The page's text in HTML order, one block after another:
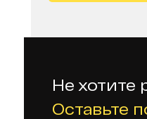
Не хотите
Оставьте